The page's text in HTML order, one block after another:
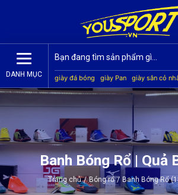
DANH MỤC giày đá bóng giày Pan giày sân cỏ
Jogarbola
giày Mitre giày Akka
Banh Bóng Rổ | Quả
Trang chủ / Bóng rổ / Banh Bóng Rổ